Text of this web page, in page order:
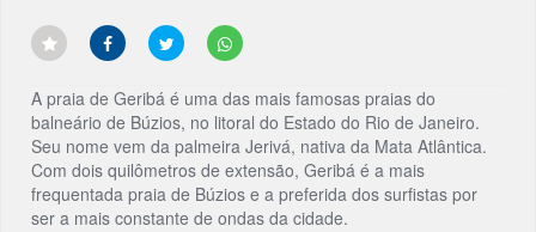
A praia de Geribá é uma das mais famosas praias do
balneário de Búzios, no litoral do Estado do Rio de Janeiro.
Seu nome vem da palmeira Jerivá, nativa da Mata Atlântica.
Com dois quilômetros de extensão, Geribá é a mais
frequentada praia de Búzios e a preferida dos surfistas por
ser a mais constante de ondas da cidade.